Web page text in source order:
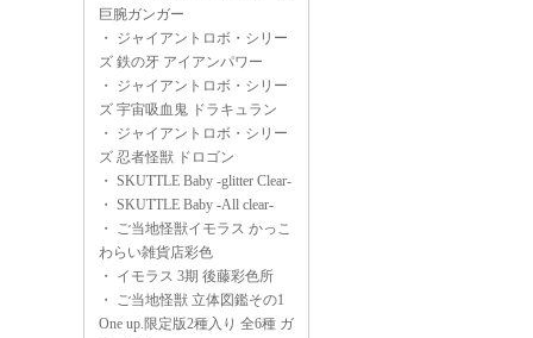
巨腕ガンガー
・ ジャイアントロボ・シリー
ズ 鉄の牙 アイアンパワー
・ ジャイアントロボ・シリー
ズ 宇宙吸血鬼 ドラキュラン
・ ジャイアントロボ・シリー
ズ 忍者怪獣 ドロゴン
・ SKUTTLE Baby -glitter Clear-
・ SKUTTLE Baby -All clear-
・ ご当地怪獣イモラス かっこ
わらい雑貨店彩色
・ イモラス 3期 後藤彩色所
・ ご当地怪獣 立体図鑑その1
One up.限定版2種入り 全6種 ガ